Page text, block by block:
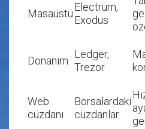
Masaüstü
Electrum,
Exodus
Donanım
Ledger,
Trezor
Web
cüzdanı
Borsalardaki
cüzdanlar